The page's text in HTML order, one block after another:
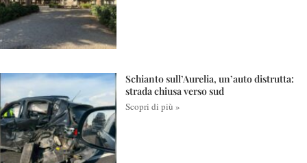
Schianto sull’Aurelia, un’auto distrutta:
strada chiusa verso sud
Scopri di più »